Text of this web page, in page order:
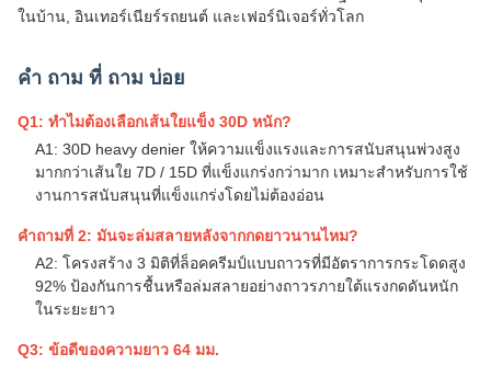
ในบ้าน, อินเทอร์เนียร์รถยนต์ และเฟอร์นิเจอร์ทั่วโลก
คํา ถาม ที่ ถาม บ่อย
Q1: ทําไมต้องเลือกเส้นใยแข็ง 30D หนัก?
A1: 30D heavy denier ให้ความแข็งแรงและการสนับสนุนพ่วงสูง
มากกว่าเส้นใย 7D / 15D ที่แข็งแกร่งกว่ามาก เหมาะสําหรับการใช้
งานการสนับสนุนที่แข็งแกร่งโดยไม่ต้องอ่อน
คําถามที่ 2: มันจะล่มสลายหลังจากกดยาวนานไหม?
A2: โครงสร้าง 3 มิติที่ล็อคครีมป์แบบถาวรที่มีอัตราการกระโดดสูง
92% ป้องกันการชื้นหรือล่มสลายอย่างถาวรภายใต้แรงกดดันหนัก
ในระยะยาว
Q3: ข้อดีของความยาว 64 มม.